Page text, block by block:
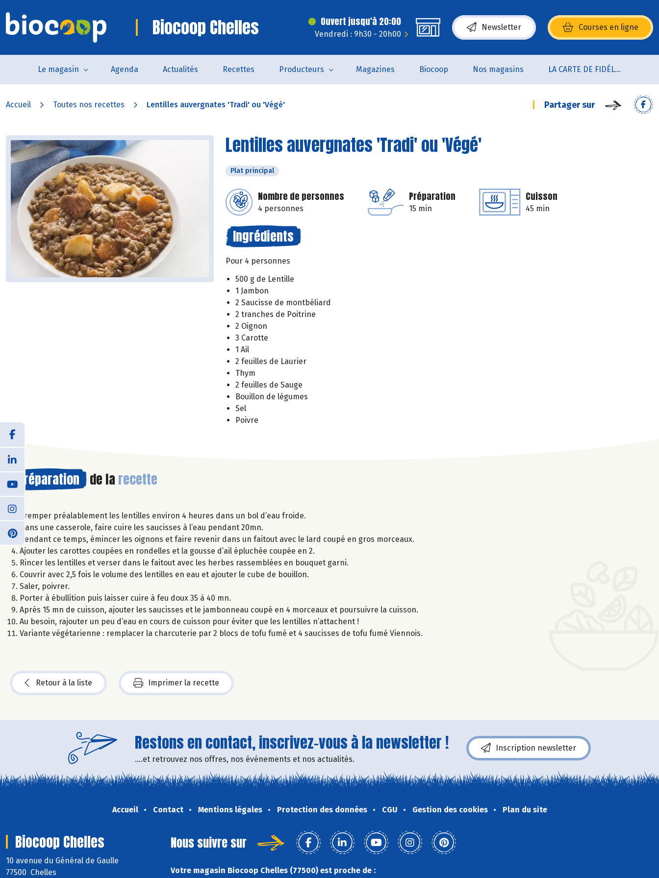
Biocoop Chelles Ouvert jusqu'à 20:00
Vendredi : 9h30 - 20h00
Newsletter Courses en ligne
(s’ouvre dans une nouvelle fenêtre)
Le magasin Agenda Actualités Recettes Producteurs Magazines Biocoop Nos magasins LA CARTE DE FIDÉLITÉ
Accueil Toutes nos recettes Lentilles auvergnates 'Tradi' ou 'Végé' Partager sur
Lentilles auvergnates 'Tradi' ou 'Végé'
Plat principal
Nombre de personnes
4 personnes
Préparation
15 min
Cuisson
45 min
Ingrédients
Pour 4 personnes
500 g de Lentille
1 Jambon
2 Saucisse de montbéliard
2 tranches de Poitrine
2 Oignon
3 Carotte
1 Ail
2 feuilles de Laurier
Thym
2 feuilles de Sauge
Bouillon de légumes
Sel
Poivre
Préparation de la recette
Tremper préalablement les lentilles environ 4 heures dans un bol d’eau froide.
Dans une casserole, faire cuire les saucisses à l’eau pendant 20mn.
Pendant ce temps, émincer les oignons et faire revenir dans un faitout avec le lard coupé en gros morceaux.
Ajouter les carottes coupées en rondelles et la gousse d’ail épluchée coupée en 2.
Rincer les lentilles et verser dans le faitout avec les herbes rassemblées en bouquet garni.
Couvrir avec 2,5 fois le volume des lentilles en eau et ajouter le cube de bouillon.
Saler, poivrer.
Porter à ébullition puis laisser cuire à feu doux 35 à 40 mn.
Après 15 mn de cuisson, ajouter les saucisses et le jambonneau coupé en 4 morceaux et poursuivre la cuisson.
Au besoin, rajouter un peu d’eau en cours de cuisson pour éviter que les lentilles n’attachent !
Variante végétarienne : remplacer la charcuterie par 2 blocs de tofu fumé et 4 saucisses de tofu fumé Viennois.
Retour à la liste Imprimer la recette
Restons en contact, inscrivez-vous à la newsletter !
....et retrouvez nos offres, nos événements et nos actualités.
Inscription newsletter
Accueil Contact Mentions légales Protection des données CGU Gestion des cookies Plan du site
Biocoop Chelles
10 avenue du Général de Gaulle
77500 Chelles
Nous suivre sur
Votre magasin Biocoop Chelles (77500) est proche de :